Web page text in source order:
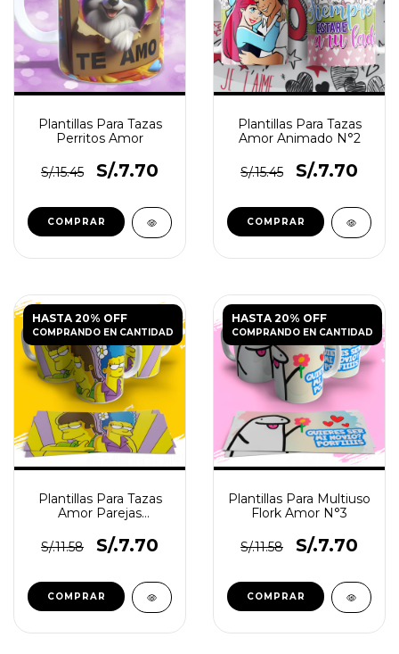
Plantillas Para Tazas
Perritos Amor
S/.15.45 S/.7.70
Plantillas Para Tazas
Amor Animado N°2
S/.15.45 S/.7.70
HASTA 20% OFF
COMPRANDO EN CANTIDAD
Plantillas Para Tazas
Amor Parejas
S/.11.58
S/.7.70
HASTA 20% OFF
COMPRANDO EN CANTIDAD
Plantillas Para Multiuso
Flork Amor N°3
S/.11.58 S/.7.70